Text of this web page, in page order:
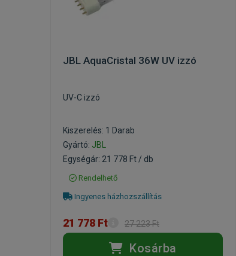
JBL AquaCristal 36W UV izzó
UV-C izzó
Kiszerelés: 1 Darab
Gyártó: JBL
Egységár: 21 778 Ft / db
Rendelhető
Ingyenes házhozszállítás
21 778 Ft 27 223 Ft
Kosárba